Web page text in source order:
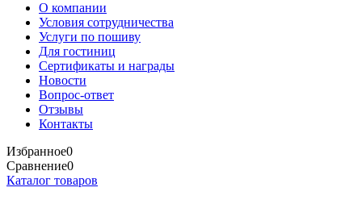
О компании
Условия сотрудничества
Услуги по пошиву
Для гостиниц
Сертификаты и награды
Новости
Вопрос-ответ
Отзывы
Контакты
Избранное0
Сравнение0
Каталог товаров